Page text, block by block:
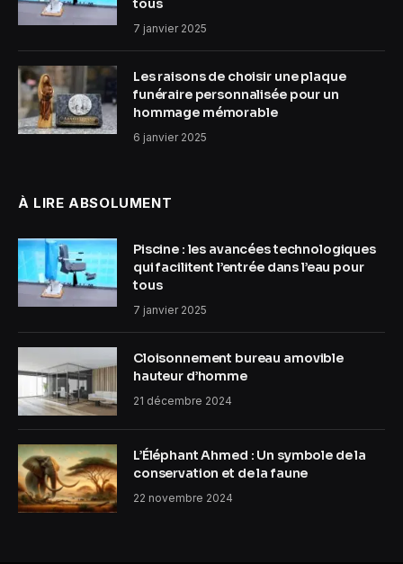
tous
7 janvier 2025
Les raisons de choisir une plaque
funéraire personnalisée pour un
hommage mémorable
6 janvier 2025
À LIRE ABSOLUMENT
Piscine : les avancées technologiques
qui facilitent l’entrée dans l’eau pour
tous
7 janvier 2025
Cloisonnement bureau amovible
hauteur d’homme
21 décembre 2024
L’Éléphant Ahmed : Un symbole de la
conservation et de la faune
22 novembre 2024